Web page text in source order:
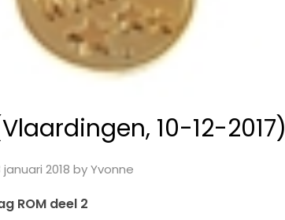
10-12-2017)
januari 2018 byYvonne
ROM deel 2